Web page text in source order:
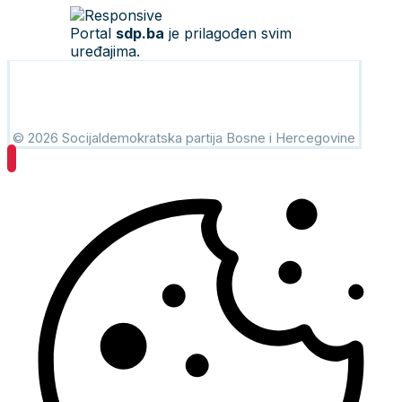
Portal sdp.ba je prilagođen svim
uređajima.
© 2026 Socijaldemokratska partija Bosne i Hercegovine